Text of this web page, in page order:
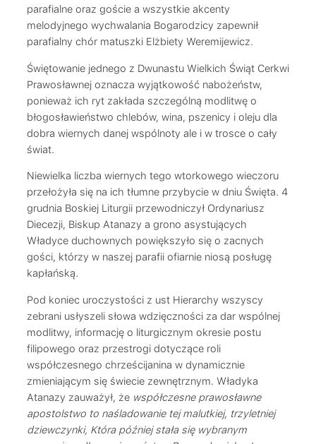
parafialne oraz goście a wszystkie akcenty
melodyjnego wychwalania Bogarodzicy zapewnił
parafialny chór matuszki Elżbiety Weremijewicz.
Świętowanie jednego z Dwunastu Wielkich Świąt Cerkwi
Prawosławnej oznacza wyjątkowość nabożeństw,
ponieważ ich ryt zakłada szczególną modlitwę o
błogosławieństwo chlebów, wina, pszenicy i oleju dla
dobra wiernych danej wspólnoty ale i w trosce o cały
świat.
Niewielka liczba wiernych tego wtorkowego wieczoru
przełożyła się na ich tłumne przybycie w dniu Święta. 4
grudnia Boskiej Liturgii przewodniczył Ordynariusz
Diecezji, Biskup Atanazy a grono asystujących
Władyce duchownych powiększyło się o zacnych
gości, którzy w naszej parafii ofiarnie niosą posługę
kapłańską.
Pod koniec uroczystości z ust Hierarchy wszyscy
zebrani usłyszeli słowa wdzięczności za dar wspólnej
modlitwy, informację o liturgicznym okresie postu
filipowego oraz przestrogi dotyczące roli
współczesnego chrześcijanina w dynamicznie
zmieniającym się świecie zewnętrznym. Władyka
Atanazy zauważył, że współczesne prawosławne
apostolstwo to naśladowanie tej malutkiej, trzyletniej
dziewczynki, Która później stała się wybranym